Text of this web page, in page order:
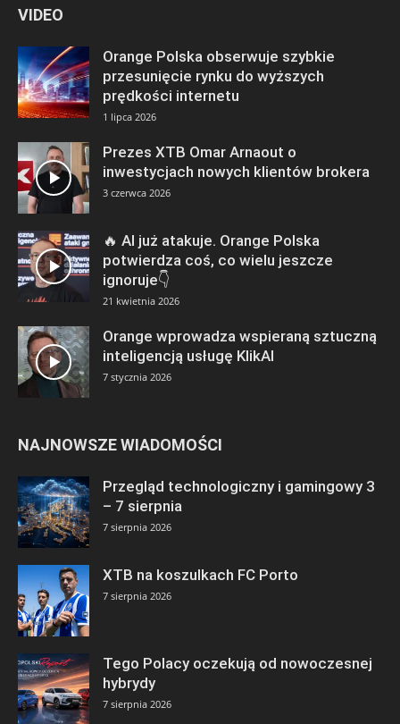
VIDEO
Orange Polska obserwuje szybkie
przesunięcie rynku do wyższych
prędkości internetu
1 lipca 2026
Prezes XTB Omar Arnaout o
inwestycjach nowych klientów brokera
3 czerwca 2026
🔥 AI już atakuje. Orange Polska
potwierdza coś, co wielu jeszcze
ignoruje👇
21 kwietnia 2026
Orange wprowadza wspieraną sztuczną
inteligencją usługę KlikAI
7 stycznia 2026
NAJNOWSZE WIADOMOŚCI
Przegląd technologiczny i gamingowy 3
– 7 sierpnia
7 sierpnia 2026
XTB na koszulkach FC Porto
7 sierpnia 2026
Tego Polacy oczekują od nowoczesnej
hybrydy
7 sierpnia 2026